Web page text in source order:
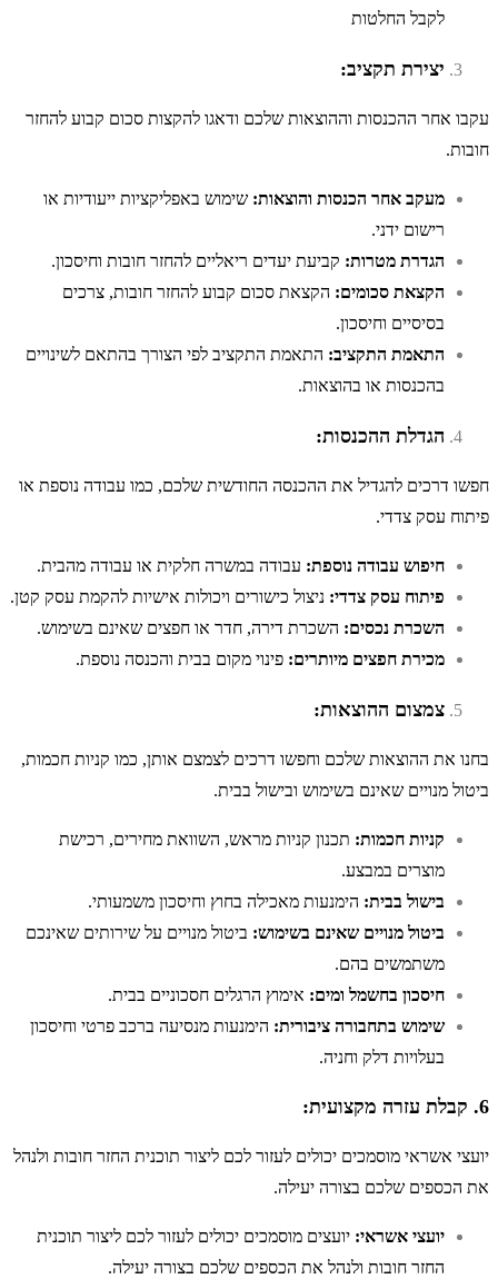
לקבל החלטות
יצירת תקציב:
עקבו אחר ההכנסות וההוצאות שלכם ודאגו להקצות סכום קבוע להחזר
חובות.
מעקב אחר הכנסות והוצאות: שימוש באפליקציות ייעודיות או
רישום ידני.
הגדרת מטרות: קביעת יעדים ריאליים להחזר חובות וחיסכון.
הקצאת סכומים: הקצאת סכום קבוע להחזר חובות, צרכים
בסיסיים וחיסכון.
התאמת התקציב: התאמת התקציב לפי הצורך בהתאם לשינויים
בהכנסות או בהוצאות.
הגדלת ההכנסות:
חפשו דרכים להגדיל את ההכנסה החודשית שלכם, כמו עבודה נוספת או
פיתוח עסק צדדי.
חיפוש עבודה נוספת: עבודה במשרה חלקית או עבודה מהבית.
פיתוח עסק צדדי: ניצול כישורים ויכולות אישיות להקמת עסק קטן.
השכרת נכסים: השכרת דירה, חדר או חפצים שאינם בשימוש.
מכירת חפצים מיותרים: פינוי מקום בבית והכנסה נוספת.
צמצום ההוצאות:
בחנו את ההוצאות שלכם וחפשו דרכים לצמצם אותן, כמו קניות חכמות,
ביטול מנויים שאינם בשימוש ובישול בבית.
קניות חכמות: תכנון קניות מראש, השוואת מחירים, רכישת
מוצרים במבצע.
בישול בבית: הימנעות מאכילה בחוץ וחיסכון משמעותי.
ביטול מנויים שאינם בשימוש: ביטול מנויים על שירותים שאינכם
משתמשים בהם.
חיסכון בחשמל ומים: אימוץ הרגלים חסכוניים בבית.
שימוש בתחבורה ציבורית: הימנעות מנסיעה ברכב פרטי וחיסכון
בעלויות דלק וחניה.
6. קבלת עזרה מקצועית:
יועצי אשראי מוסמכים יכולים לעזור לכם ליצור תוכנית החזר חובות ולנהל
את הכספים שלכם בצורה יעילה.
יועצי אשראי: יועצים מוסמכים יכולים לעזור לכם ליצור תוכנית
החזר חובות ולנהל את הכספים שלכם בצורה יעילה.